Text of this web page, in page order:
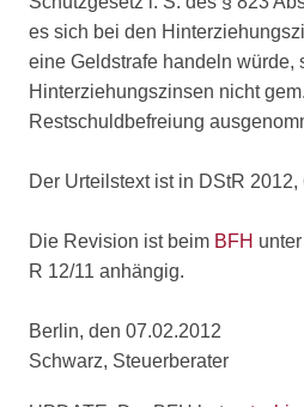
es sich bei den
eine Geldstrafe handeln würde,
Hinterziehungszinsen nicht
Restschuldbefreiung
Der Urteilstext ist in DStR 2012,
Die Revision ist beim BFH
R 12/11 anhängig.
Berlin, den 07.02.2012
Schwarz, Steuerberater